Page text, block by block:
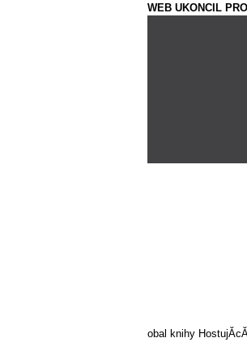
WEB UKONCIL
obal knihy HostujĂ­cĂ­